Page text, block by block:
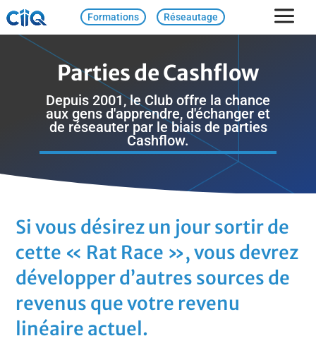
Formations Réseautage
Parties de Cashflow
Depuis 2001, le Club offre la chance
aux gens d'apprendre, d'échanger et
de réseauter par le biais de parties
Cashflow.
Si vous désirez un jour sortir de
cette « Rat Race », vous devrez
développer d’autres sources de
revenus que votre revenu
linéaire actuel.